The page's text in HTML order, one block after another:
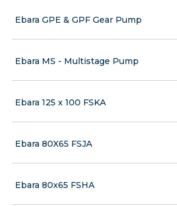
Ebara GPE & GPF Gear Pump
Ebara MS - Multistage Pump
Ebara 125 x 100 FSKA
Ebara 80X65 FSJA
Ebara 80x65 FSHA